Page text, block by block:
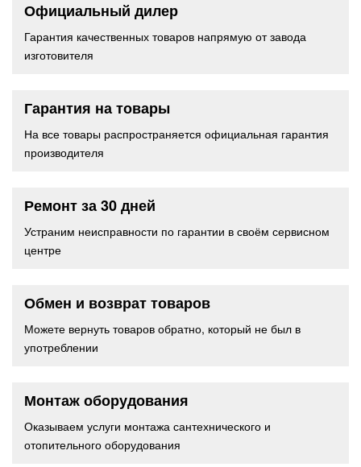
Официальный дилер
Гарантия качественных товаров напрямую от завода
изготовителя
Гарантия на товары
На все товары распространяется официальная гарантия
производителя
Ремонт за 30 дней
Устраним неисправности по гарантии в своём сервисном
центре
Обмен и возврат товаров
Можете вернуть товаров обратно, который не был в
употреблении
Монтаж оборудования
Оказываем услуги монтажа сантехнического и
отопительного оборудования